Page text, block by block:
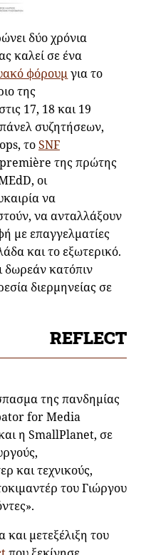
δύο χρόνια
καλεί σε ένα
φόρουμγια το
της
17, 18 και 19
συζητήσεων,
τοSNF
της πρώτης
οι
να
να ανταλλάξουν
με επαγγελματίες
και το εξωτερικό.
δωρεάν κατόπιν
διερμηνείας σε
REFLECT
της πανδημίας
for Μedia
η SmallPlanet, σε
και τεχνικούς,
του Γιώργου
και μετεξέλιξη του